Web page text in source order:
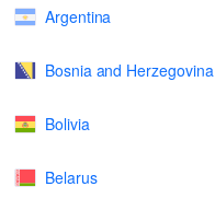
Argentina
Bosnia and Herzegovina
Bolivia
Belarus